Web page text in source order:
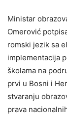
Ministar
Omerović
romski jezik sa
implementacija
školama na
prvi u Bosni i
stvaranju
prava